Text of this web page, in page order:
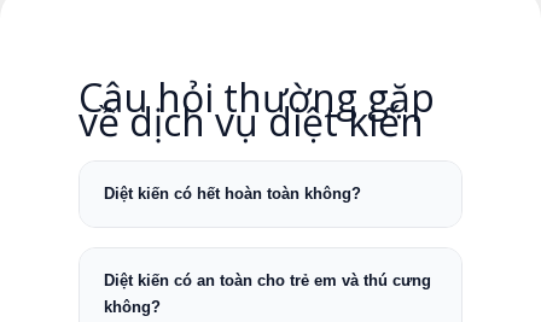
Câu hỏi thường gặp
về dịch vụ diệt kiến
Diệt kiến có hết hoàn toàn không?
Diệt kiến có an toàn cho trẻ em và thú cưng
không?